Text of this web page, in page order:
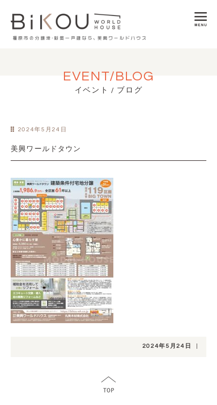
EVENT/BLOG
イベント / ブログ
2024年5月24日
美興ワールドタウン
2024年5月24日